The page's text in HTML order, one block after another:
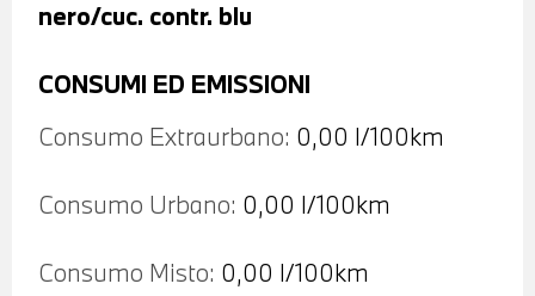
nero/cuc. contr. blu
CONSUMI ED EMISSIONI
Consumo Extraurbano: 0,00 l/100km
Consumo Urbano: 0,00 l/100km
Consumo Misto: 0,00 l/100km